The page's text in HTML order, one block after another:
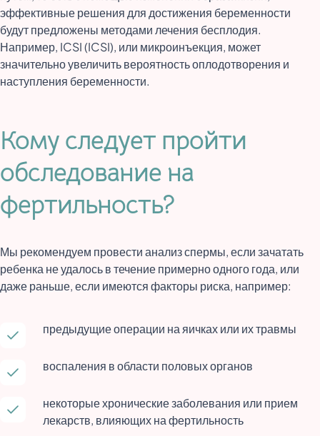
эффективные решения для достижения беременности
будут предложены методами лечения бесплодия.
Например, ICSI (ICSI), или микроинъекция, может
значительно увеличить вероятность оплодотворения и
наступления беременности.
Кому следует пройти
обследование на
фертильность?
Мы рекомендуем провести анализ спермы, если зачатать
ребенка не удалось в течение примерно одного года, или
даже раньше, если имеются факторы риска, например:
предыдущие операции на яичках или их травмы
воспаления в области половых органов
некоторые хронические заболевания или прием
лекарств, влияющих на фертильность